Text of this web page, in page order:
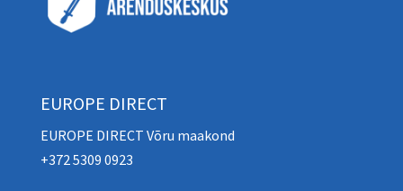
EUROPE DIRECT
EUROPE DIRECT Võru maakond
+372 5309 0923